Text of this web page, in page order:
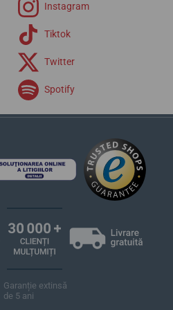
Instagram
Tiktok
Twitter
Spotify
Garanție extinsă
de 5 ani